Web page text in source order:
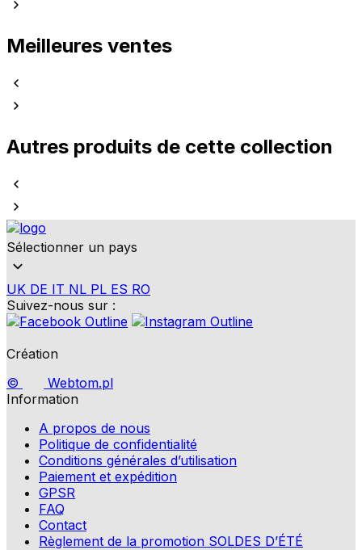
Meilleures ventes
Autres produits de cette collection
Sélectionner un pays
UK DE IT NL PL ES RO
Suivez-nous sur :
Création
©
Webtom.pl
Information
A propos de nous
Politique de confidentialité
Conditions générales d’utilisation
Paiement et expédition
GPSR
FAQ
Contact
Règlement de la promotion SOLDES D’ÉTÉ